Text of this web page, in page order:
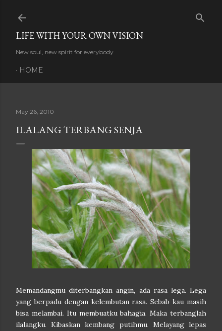
LIFE WITH YOUR OWN VISION
New soul, new spirit for everybody
HOME
May 26, 2010
ILALANG TERBANG SENJA
Memandangmu diterbangkan angin, ada rasa lega. Lega
yang berpadu dengan kelembutan rasa. Sebab kau masih
bisa melambai. Itu membuatku bahagia. Maka terbanglah
ilalangku. Kibaskan kembang putihmu. Melayang lepas